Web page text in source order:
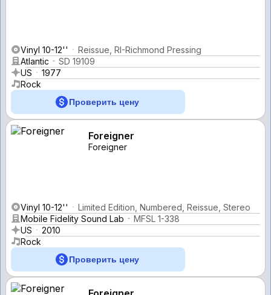
Vinyl 10-12''
Reissue, RI-Richmond Pressing
Atlantic
SD 19109
US
1977
Rock
Проверить цену
Foreigner
Foreigner
Vinyl 10-12''
Limited Edition, Numbered, Reissue, Stereo
Mobile Fidelity Sound Lab
MFSL 1-338
US
2010
Rock
Проверить цену